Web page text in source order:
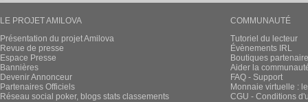
LE PROJET AMILOVA
Présentation du projet Amilova
Revue de presse
Espace Presse
Bannières
Devenir Annonceur
Partenaires Officiels
Réseau social poker, blogs stats classements
COMMUNAUTÉ
Tutoriel du lecteur
Évènements IRL
Boutiques
Aider la
FAQ - Support
Monnaie virtuelle :
CGU - Conditions